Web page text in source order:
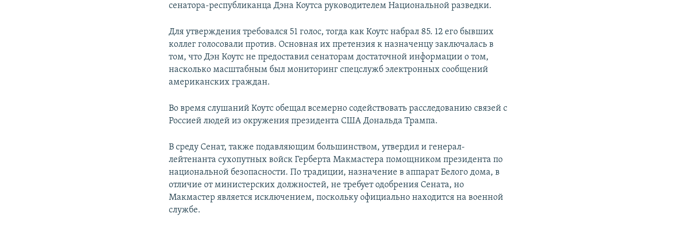
сенатора-республиканца Дэна Коутса руководителем Национальной разведки.
Для утверждения требовался 51 голос, тогда как Коутс набрал 85. 12 его бывших
коллег голосовали против. Основная их претензия к назначенцу заключалась в
том, что Дэн Коутс не предоставил сенаторам достаточной информации о том,
насколько масштабным был мониторинг спецслужб электронных сообщений
американских граждан.
Во время слушаний Коутс обещал всемерно содействовать расследованию связей с
Россией людей из окружения президента США Дональда Трампа.
В среду Сенат, также подавляющим большинством, утвердил и генерал-
лейтенанта сухопутных войск Герберта Макмастера помощником президента по
национальной безопасности. По традиции, назначение в аппарат Белого дома, в
отличие от министерских должностей, не требует одобрения Сената, но
Макмастер является исключением, поскольку официально находится на военной
службе.